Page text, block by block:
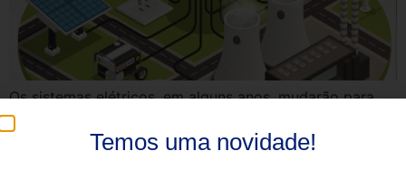
Os sistemas elétricos, em alguns anos, mudarão para
melhor com os recursos energéticos distribuídos. Mas,
até lá, existem alguns contratempos para serem
Temos uma novidade!